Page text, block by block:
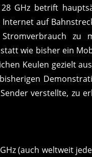
GHz betrift
auf
zu
wie bisher ein
Keulen gezielt
verstellte, zu
(auch weltweit